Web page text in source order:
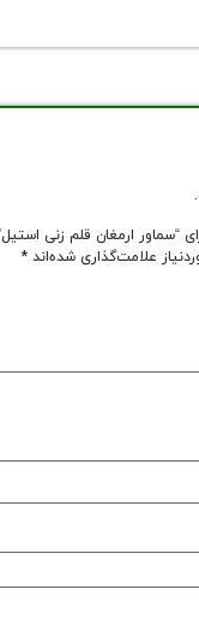
“سماور ارمغان قلم زنی
علامت‌گذاری شده‌اند *